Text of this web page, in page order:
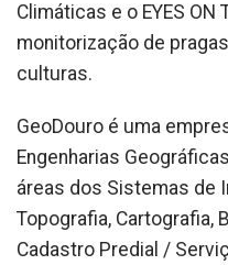
Climáticas e o EYES ON
monitorização de
culturas.
GeoDouro é uma
Engenharias
áreas dos Sistemas de
Topografia, Cartografia,
Cadastro Predial /